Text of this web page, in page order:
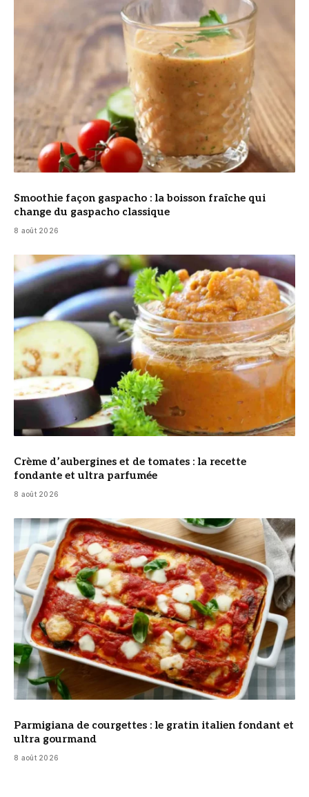
Smoothie façon gaspacho : la boisson fraîche qui
change du gaspacho classique
8 août 2026
© DR
Crème d’aubergines et de tomates : la recette
fondante et ultra parfumée
8 août 2026
© DR
Parmigiana de courgettes : le gratin italien fondant et
ultra gourmand
8 août 2026